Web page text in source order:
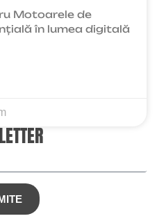
Motoarele de
în lumea digitală